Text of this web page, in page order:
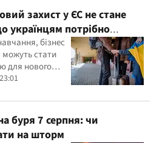
захист у ЄС не стане
українцям потрібно
до 2028 року
бізнес
можуть стати
для нового
ЄС
буря 7 серпня: чи
на шторм